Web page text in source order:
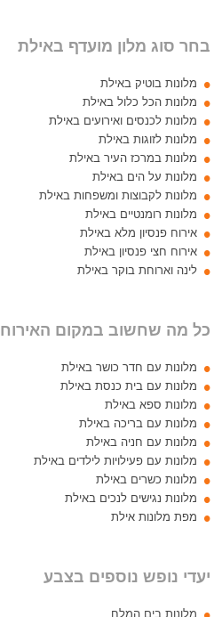
בחר סוג מלון מועדף באילת
מלונות בוטיק באילת
מלונות הכל כלול באילת
מלונות לכנסים ואירועים באילת
מלונות לזוגות באילת
מלונות במרכז העיר באילת
מלונות על הים באילת
מלונות לקבוצות ומשפחות באילת
מלונות רומנטיים באילת
אירוח פנסיון מלא באילת
אירוח חצי פנסיון באילת
לינה וארוחת בוקר באילת
כל מה שחשוב במקום האירוח
מלונות עם חדר כושר באילת
מלונות עם בית כנסת באילת
מלונות ספא באילת
מלונות עם בריכה באילת
מלונות עם חניה באילת
מלונות עם פעילויות לילדים באילת
מלונות כשרים באילת
מלונות נגישים לנכים באילת
מפת מלונות אילת
יעדי נופש נוספים בצבע
מלונות בים המלח